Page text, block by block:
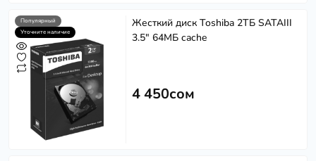
Популярный
Уточните наличие
Жесткий диск Toshiba 2ТБ SATAIII
3.5" 64МБ cache
4 450сом